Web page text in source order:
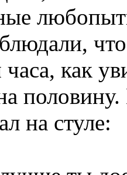
как
на стуле: